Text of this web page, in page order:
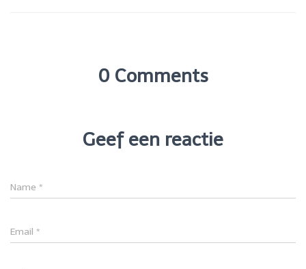
0 Comments
Geef een reactie
Name *
Email *